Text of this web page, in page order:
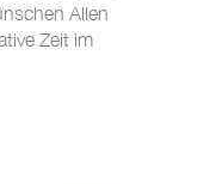
Allen
Zeit im